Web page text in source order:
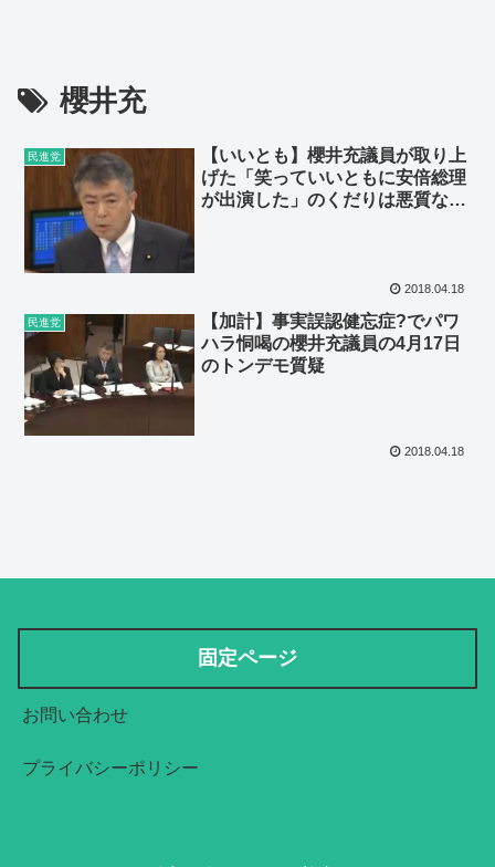
櫻井充
民進党
【いいとも】櫻井充議員が取り上
げた「笑っていいともに安倍総理
が出演した」のくだりは悪質なフ
2018.04.18
民進党
【加計】事実誤認健忘症?でパワ
ハラ恫喝の櫻井充議員の4月17日
のトンデモ質疑
2018.04.18
固定ページ
お問い合わせ
プライバシーポリシー